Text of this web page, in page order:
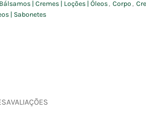
Bálsamos | Cremes | Loções | Óleos, Corpo ,
| Sabonetes
AVALIAÇÕES